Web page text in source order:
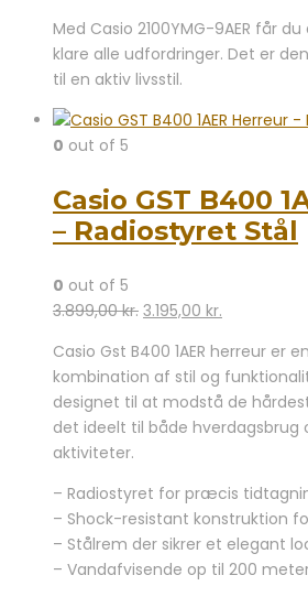
Med Casio 2100YMG-9AER får
klare alle udfordringer. Det er
til en aktiv livsstil.
0 out of 5
Casio GST B400
– Radiostyret Stål
0 out of 5
3.899,00kr. Den
pris
var:
3.899,00 kr..
3.195,00 kr.
pris
er:
3.195,00 kr..
Casio Gst B400 1AER herreur er
kombination af stil og
designet til at modstå de
det ideelt til både hverdagsbrug
aktiviteter.
– Radiostyret for præcis
– Shock-resistant konstruktion
– Stålrem der sikrer et elegant
– Vandafvisende op til 200